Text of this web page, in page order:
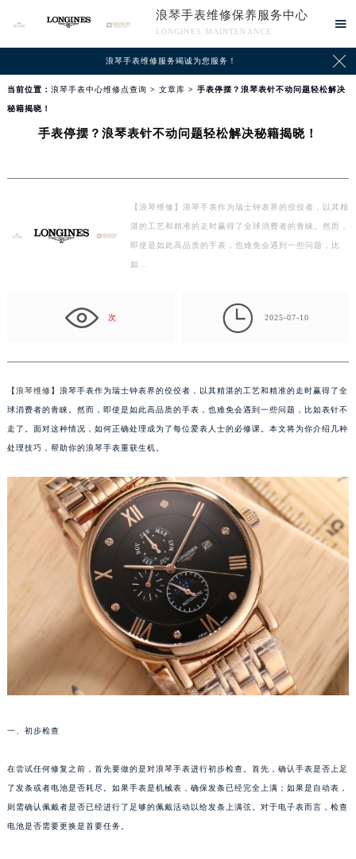
浪琴手表维修保养服务中心
LONGINES MAINTENANCE

浪琴手表维修服务竭诚为您服务！ 
当前位置： 浪琴手表中心维修点查询 > 文章库 > 手表停摆？浪琴表针不动问题轻松解决
秘籍揭晓！
手表停摆？浪琴表针不动问题轻松解决秘籍揭晓！
【浪琴维修】浪琴手表作为瑞士钟表界的佼佼者，以其精
湛的工艺和精准的走时赢得了全球消费者的青睐。然而，
即使是如此高品质的手表，也难免会遇到一些问题，比
如…
次  2025-07-10
【浪琴维修】浪琴手表作为瑞士钟表界的佼佼者，以其精湛的工艺和精准的走时赢得了全
球消费者的青睐。然而，即使是如此高品质的手表，也难免会遇到一些问题，比如表针不
走了。面对这种情况，如何正确处理成为了每位爱表人士的必修课。本文将为你介绍几种
处理技巧，帮助你的浪琴手表重获生机。
一、初步检查
在尝试任何修复之前，首先要做的是对浪琴手表进行初步检查。首先，确认手表是否上足
了发条或者电池是否耗尽。如果手表是机械表，确保发条已经完全上满；如果是自动表，
则需确认佩戴者是否已经进行了足够的佩戴活动以给发条上满弦。对于电子表而言，检查
电池是否需要更换是首要任务。